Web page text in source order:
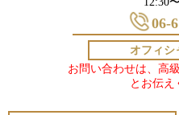
06-
オフィシ
お問い合わせは、高
とお伝え